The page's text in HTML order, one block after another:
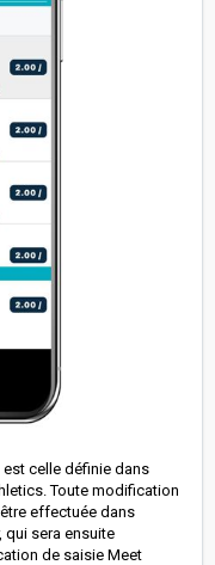
celle définie dans
Toute modification
effectuée dans
qui sera ensuite
de saisie Meet